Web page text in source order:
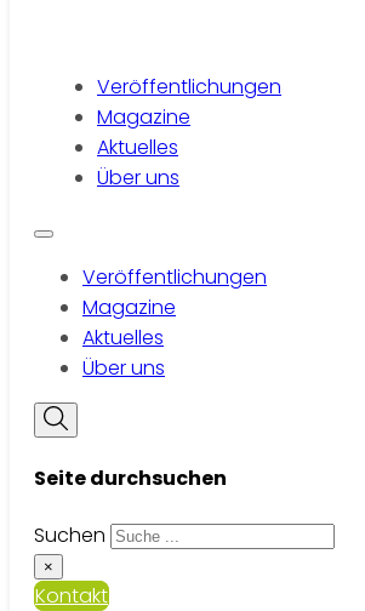
Veröffentlichungen
Magazine
Aktuelles
Über uns
Veröffentlichungen
Magazine
Aktuelles
Über uns
Seite durchsuchen
Suchen
×
Kontakt